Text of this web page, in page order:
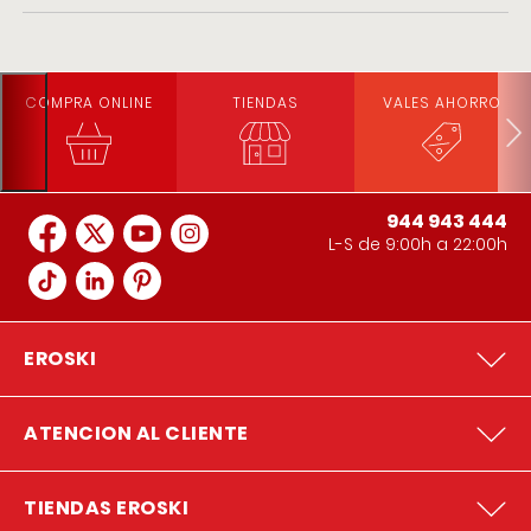
COMPRA ONLINE TIENDAS VALES AHORRO
944 943 444
L-S de 9:00h a 22:00h
EROSKI
ATENCION AL CLIENTE
TIENDAS EROSKI